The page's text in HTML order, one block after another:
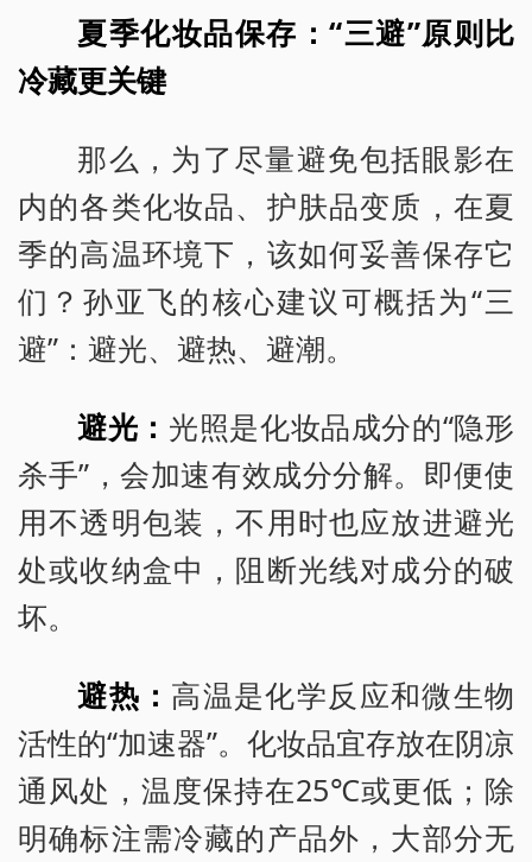
夏季化妆品保存：“三避”原则比
冷藏更关键
那么，为了尽量避免包括眼影在
内的各类化妆品、护肤品变质，在夏
季的高温环境下，该如何妥善保存它
们？孙亚飞的核心建议可概括为“三
避”：避光、避热、避潮。
避光： 光照是化妆品成分的“隐形
杀手”，会加速有效成分分解。即便使
用不透明包装，不用时也应放进避光
处或收纳盒中，阻断光线对成分的破
坏。
避热： 高温是化学反应和微生物
活性的“加速器”。化妆品宜存放在阴凉
通风处，温度保持在25℃或更低；除
明确标注需冷藏的产品外，大部分无